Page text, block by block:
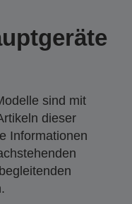
sind mit
dieser
Informationen